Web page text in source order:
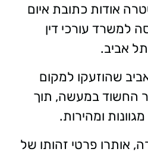
המשטרה אודות כתובת איום
למשרד עורכי דין
אביב.
שהוזעקו למקום
החשוד במעשה, תוך
ומהירות.
אותרו פרטי זהותו של